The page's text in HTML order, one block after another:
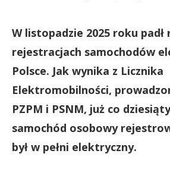
W listopadzie 2025 roku
rejestracjach samochodów
Polsce. Jak wynika z Licznika
Elektromobilności,
PZPM i PSNM, już co
samochód osobowy
był w pełni elektryczny.